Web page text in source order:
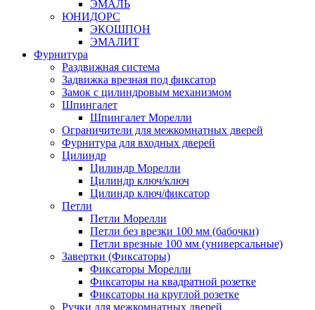
ЭМАЛЬ
ЮНИДОРС
ЭКОШПОН
ЭМАЛИТ
Фурнитура
Раздвижная система
Задвижка врезная под фиксатор
Замок с цилиндровым механизмом
Шпингалет
Шпингалет Морелли
Ограничители для межкомнатных дверей
Фурнитура для входных дверей
Цилиндр
Цилиндр Морелли
Цилиндр ключ/ключ
Цилиндр ключ/фиксатор
Петли
Петли Морелли
Петли без врезки 100 мм (бабочки)
Петли врезные 100 мм (универсальные)
Завертки (Фиксаторы)
Фиксаторы Морелли
Фиксаторы на квадратной розетке
Фиксаторы на круглой розетке
Ручки для межкомнатных дверей